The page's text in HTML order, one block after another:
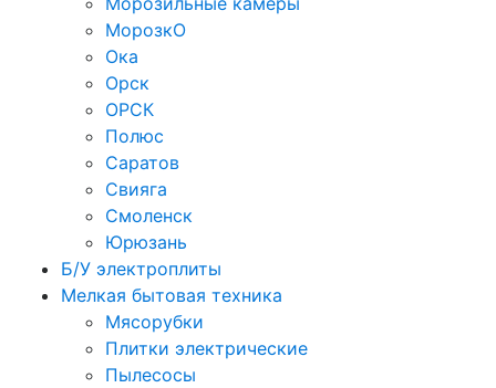
МорозкО
Ока
Орск
ОРСК
Полюс
Саратов
Свияга
Смоленск
Юрюзань
Б/У электроплиты
Мелкая бытовая техника
Мясорубки
Плитки электрические
Пылесосы